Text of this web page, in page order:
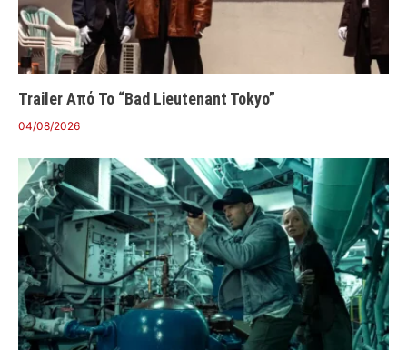
Trailer Από Το “Bad Lieutenant Tokyo”
04/08/2026